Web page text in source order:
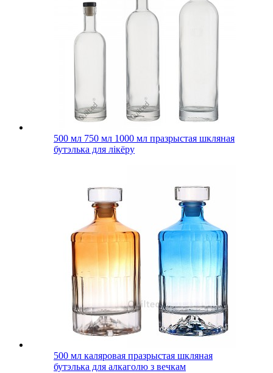
500 мл 750 мл 1000 мл празрыстая шкляная
бутэлька для лікёру
500 мл каляровая празрыстая шкляная
бутэлька для алкаголю з вечкам